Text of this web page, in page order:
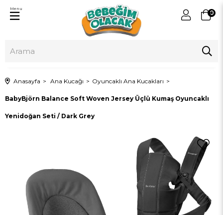
0
Menu
Anasayfa Ana Kucağı Oyuncaklı Ana Kucakları
BabyBjörn Balance Soft Woven Jersey Üçlü Kumaş Oyuncaklı
Yenidoğan Seti / Dark Grey